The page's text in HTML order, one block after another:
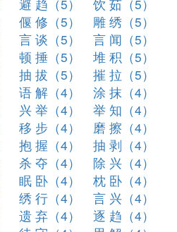
避 趋（5）
饮 茹（5）
偃 修（5）
雕 绣（5）
言 谈（5）
言 闻（5）
顿 捶（5）
堆 积（5）
抽 拔（5）
摧 拉（5）
语 解（4）
涂 抹（4）
兴 举（4）
举 知（4）
移 步（4）
磨 擦（4）
抱 握（4）
抽 剥（4）
杀 夺（4）
除 兴（4）
眠 卧（4）
枕 卧（4）
绣 行（4）
言 兴（4）
遗 弃（4）
逐 趋（4）